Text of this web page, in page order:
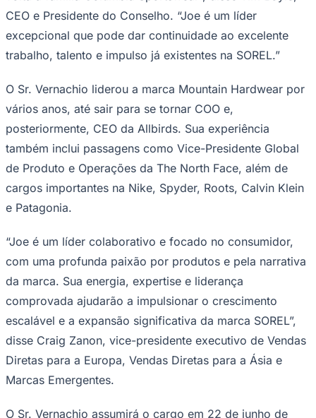
Juventude
Ceará
volta à família Columbia Sportswear”, disse Tim Boyle,
CEO e Presidente do Conselho. “Joe é um líder
excepcional que pode dar continuidade ao excelente
O Sr. Vernachio liderou a marca Mountain Hardwear por
vários anos, até sair para se tornar COO e,
posteriormente, CEO da Allbirds. Sua experiência
também inclui passagens como Vice-Presidente Global
de Produto e Operações da The North Face, além de
cargos importantes na Nike, Spyder, Roots, Calvin Klein
“Joe é um líder colaborativo e focado no consumidor,
com uma profunda paixão por produtos e pela narrativa
da marca. Sua energia, expertise e liderança
comprovada ajudarão a impulsionar o crescimento
escalável e a expansão significativa da marca SOREL”,
disse Craig Zanon, vice-presidente executivo de Vendas
Diretas para a Europa, Vendas Diretas para a Ásia e